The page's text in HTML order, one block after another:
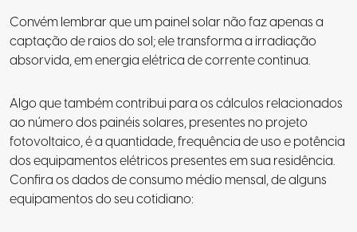
Convém lembrar que um painel solar não faz apenas a
captação de raios do sol; ele transforma a irradiação
absorvida, em energia elétrica de corrente continua.
Algo que também contribui para os cálculos relacionados
ao número dos painéis solares, presentes no projeto
fotovoltaico, é a quantidade, frequência de uso e potência
dos equipamentos elétricos presentes em sua residência.
Confira os dados de consumo médio mensal, de alguns
equipamentos do seu cotidiano: